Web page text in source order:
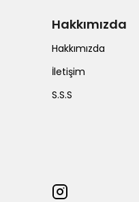
Hakkımızda
Hakkımızda
İletişim
S.S.S